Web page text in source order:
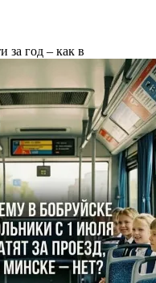
за год – как в